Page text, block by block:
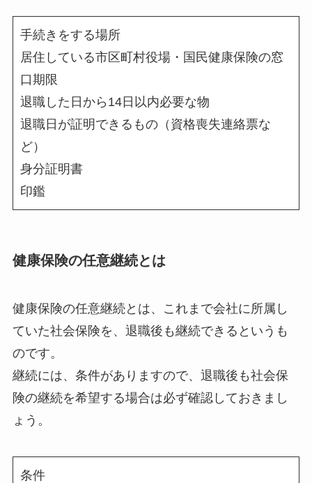
手続きをする場所
居住している市区町村役場・国民健康保険の窓
口期限
退職した日から14日以内必要な物
退職日が証明できるもの（資格喪失連絡票な
ど）
身分証明書
印鑑
健康保険の任意継続とは
健康保険の任意継続とは、これまで会社に所属し
ていた社会保険を、退職後も継続できるというも
のです。
継続には、条件がありますので、退職後も社会保
険の継続を希望する場合は必ず確認しておきまし
ょう。
条件